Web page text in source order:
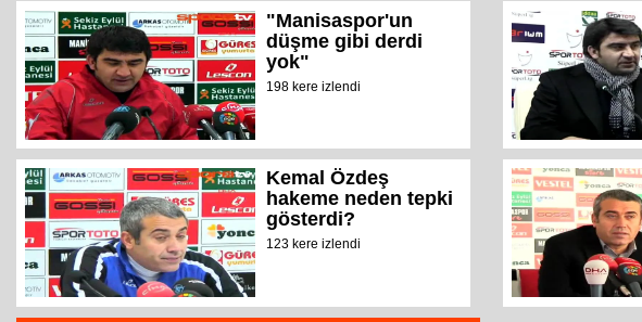
"Manisaspor'un
düşme gibi derdi
yok"
198 kere izlendi
Kemal Özdeş
hakeme neden tepki
gösterdi?
123 kere izlendi